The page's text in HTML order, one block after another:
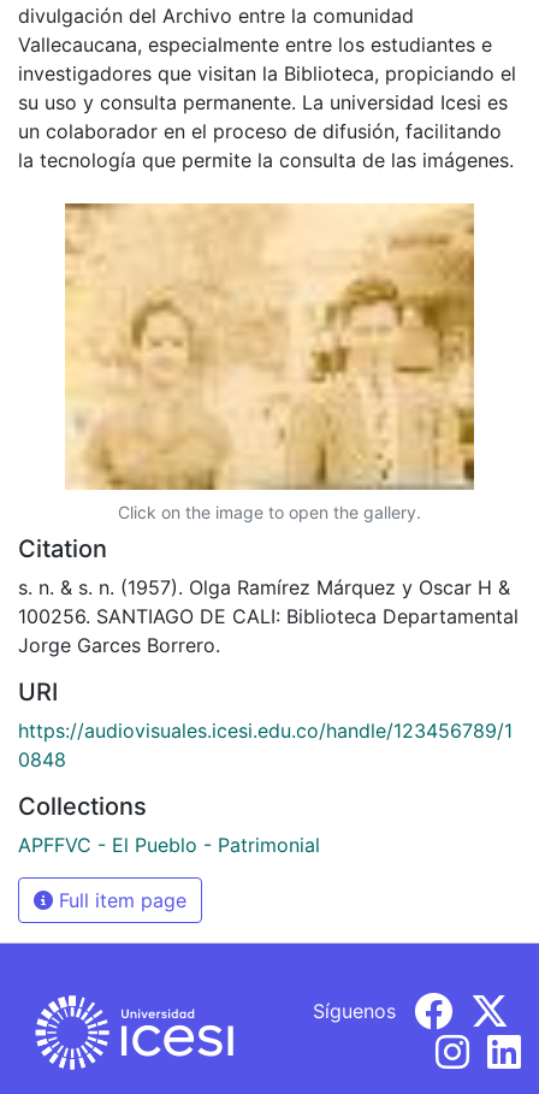
divulgación del Archivo entre la comunidad
Vallecaucana, especialmente entre los estudiantes e
investigadores que visitan la Biblioteca, propiciando el
su uso y consulta permanente. La universidad Icesi es
un colaborador en el proceso de difusión, facilitando
la tecnología que permite la consulta de las imágenes.
Click on the image to open the gallery.
Citation
s. n. & s. n. (1957). Olga Ramírez Márquez y Oscar H &
100256. SANTIAGO DE CALI: Biblioteca Departamental
Jorge Garces Borrero.
URI
https://audiovisuales.icesi.edu.co/handle/123456789/1
0848
Collections
APFFVC - El Pueblo - Patrimonial
Full item page
Síguenos